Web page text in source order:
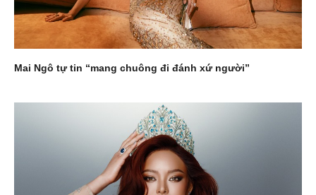
Mai Ngô tự tin “mang chuông đi đánh xứ người”